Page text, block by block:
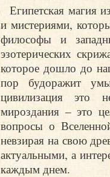
Египетская магия
и мистериями,
философы и
эзотерических
которое дошло до
пор будоражит
цивилизация это
мироздания – это
вопросы о
невзирая на свою
актуальными, а
каждым днем.